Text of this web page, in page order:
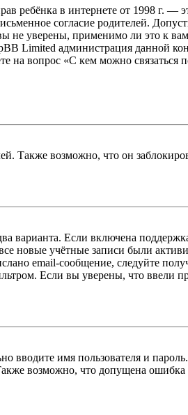
ребёнка в интернете от 1998 г.
согласие родителей.
уверены, применимо ли это к
Limited администрация данной
на вопрос «С кем можно связаться
Также возможно, что он
варианта. Если включена
новые учётные записи были
email-сообщение, следуйте
Если вы уверены, что ввели
вводите имя пользователя и
возможно, что допущена